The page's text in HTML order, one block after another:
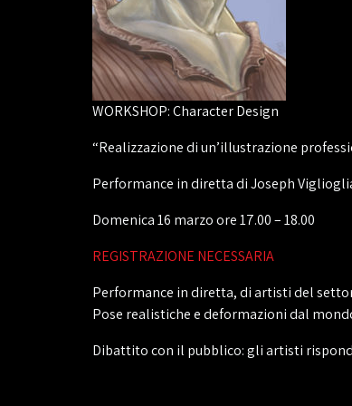
WORKSHOP: Character Design
“Realizzazione di un’illustrazione
Performance in diretta di Joseph
Domenica 16 marzo ore 17.00 – 18.00
REGISTRAZIONE NECESSARIA
Performance in diretta, di artisti del
Pose realistiche e deformazioni dal
Dibattito con il pubblico: gli artisti